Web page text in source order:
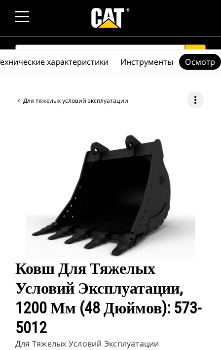
SEARCH search
Для тяжелых условий эксплуатации more_vert
Ковш Для Тяжелых
Условий Эксплуатации,
1200 Мм (48 Дюймов): 573-
5012
Для Тяжелых Условий Эксплуатации
характеристики Инструменты Осмотр